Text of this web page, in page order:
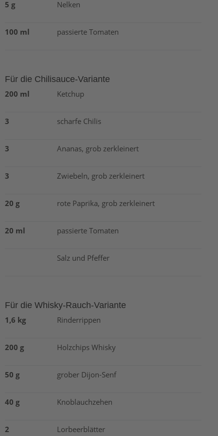
5 g Nelken
100 ml passierte Tomaten
Für die Chilisauce-Variante
200 ml
Ketchup
3 scharfe Chilis
3 Ananas, grob zerkleinert
3 Zwiebeln, grob zerkleinert
20 g rote Paprika, grob zerkleinert
20 ml passierte Tomaten
Salz und Pfeffer
Für die Whisky-Rauch-Variante
1,6 kg
Rinderrippen
200 g Holzchips Whisky
50 g grober Dijon-Senf
40 g Knoblauchzehen
2 Lorbeerblätter